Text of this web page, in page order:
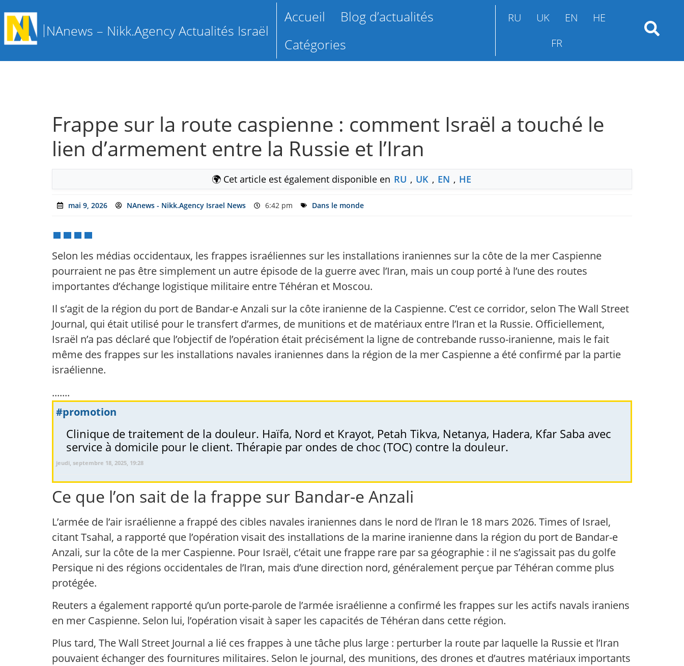
NAnews – Nikk.Agency Actualités Israël
Accueil
Blog d’actualités
Catégories
RU UK EN
HE
FR
Frappe sur la route caspienne : comment Israël a touché le
lien d’armement entre la Russie et l’Iran
🌍 Cet article est également disponible en RU , UK , EN , HE
mai 9, 2026 NAnews - Nikk.Agency Israel News 6:42 pm Dans le monde
Selon les médias occidentaux, les frappes israéliennes sur les installations iraniennes sur la côte de la mer Caspienne
pourraient ne pas être simplement un autre épisode de la guerre avec l’Iran, mais un coup porté à l’une des routes
importantes d’échange logistique militaire entre Téhéran et Moscou.
Il s’agit de la région du port de Bandar-e Anzali sur la côte iranienne de la Caspienne. C’est ce corridor, selon The Wall Street
Journal, qui était utilisé pour le transfert d’armes, de munitions et de matériaux entre l’Iran et la Russie. Officiellement,
Israël n’a pas déclaré que l’objectif de l’opération était précisément la ligne de contrebande russo-iranienne, mais le fait
même des frappes sur les installations navales iraniennes dans la région de la mer Caspienne a été confirmé par la partie
israélienne.
.......
#promotion
Clinique de traitement de la douleur. Haïfa, Nord et Krayot, Petah Tikva, Netanya, Hadera, Kfar Saba avec
service à domicile pour le client. Thérapie par ondes de choc (TOC) contre la douleur.
jeudi, septembre 18, 2025, 19:28
Ce que l’on sait de la frappe sur Bandar-e Anzali
L’armée de l’air israélienne a frappé des cibles navales iraniennes dans le nord de l’Iran le 18 mars 2026. Times of Israel,
citant Tsahal, a rapporté que l’opération visait des installations de la marine iranienne dans la région du port de Bandar-e
Anzali, sur la côte de la mer Caspienne. Pour Israël, c’était une frappe rare par sa géographie : il ne s’agissait pas du golfe
Persique ni des régions occidentales de l’Iran, mais d’une direction nord, généralement perçue par Téhéran comme plus
protégée.
Reuters a également rapporté qu’un porte-parole de l’armée israélienne a confirmé les frappes sur les actifs navals iraniens
en mer Caspienne. Selon lui, l’opération visait à saper les capacités de Téhéran dans cette région.
Plus tard, The Wall Street Journal a lié ces frappes à une tâche plus large : perturber la route par laquelle la Russie et l’Iran
pouvaient échanger des fournitures militaires. Selon le journal, des munitions, des drones et d’autres matériaux importants